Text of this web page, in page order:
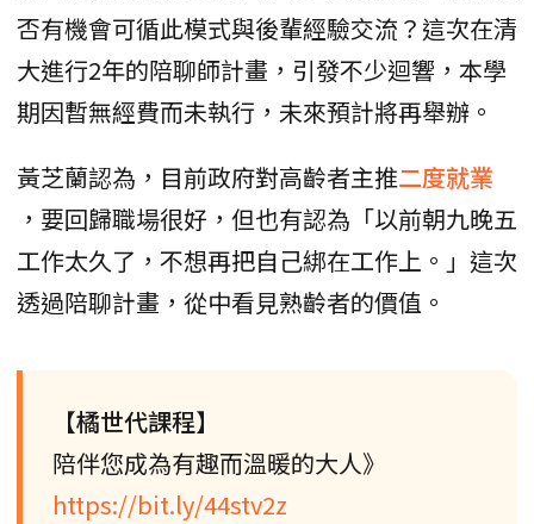
否有機會可循此模式與後輩經驗交流？這次在清
大進行2年的陪聊師計畫，引發不少迴響，本學
期因暫無經費而未執行，未來預計將再舉辦。
黃芝蘭認為，目前政府對高齡者主推二度就業
，要回歸職場很好，但也有認為「以前朝九晚五
工作太久了，不想再把自己綁在工作上。」這次
透過陪聊計畫，從中看見熟齡者的價值。
【橘世代課程】
陪伴您成為有趣而溫暖的大人》
https://bit.ly/44stv2z